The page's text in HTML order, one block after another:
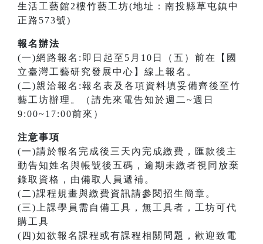
生活工藝館2樓竹藝工坊(地址：南投縣草屯鎮中
正路573號)
報名辦法
(一)網路報名:即日起至5月10日（五）前在【國
立臺灣工藝研究發展中心】線上報名。
(二)親洽報名:報名表及各項資料填妥備齊後至竹
藝工坊辦理。（請先來電告知於週二~週日
9:00~17:00前來）
注意事項
(一)請於報名完成後三天內完成繳費，匯款後主
動告知姓名與帳號後五碼，逾期未繳者視同放棄
錄取資格，由備取人員遞補。
(二)課程規畫與繳費資訊請參閱招生簡章。
(三)上課學員需自備工具，無工具者，工坊可代
購工具
(四)如欲報名課程或有課程相關問題，歡迎致電